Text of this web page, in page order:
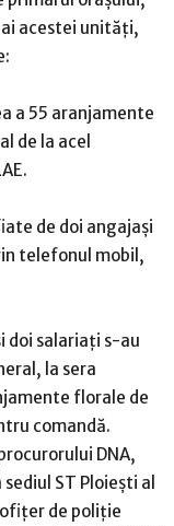
acestei unităţi,
a 55 aranjamente
de la acel
de doi angajaşi
telefonul mobil,
doi salariaţi s-au
la sera
florale de
comandă.
DNA,
ST Ploieşti al
ofiţer de poliţie